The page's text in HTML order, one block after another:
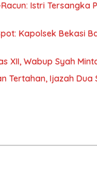
Istri Tersangka
Kapolsek Bekasi
XII, Wabup Syah
Tertahan, Ijazah